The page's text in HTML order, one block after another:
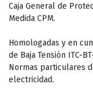
Caja General de
Medida CPM.
Homologadas y en
de Baja Tensión ITC-
Normas particulares
electricidad.